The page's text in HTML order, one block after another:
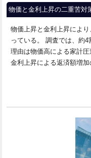
物価と金利上昇の二重苦対
物価上昇と金利上昇によ
っている。 調査では、約
理由は物価高による家計
金利上昇による返済額増